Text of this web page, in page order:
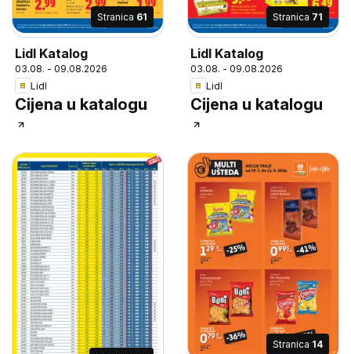
Stranica 61
Lidl Katalog
03.08. - 09.08.2026
Lidl
Cijena u katalogu
Stranica 71
Lidl Katalog
03.08. - 09.08.2026
Lidl
Cijena u katalogu
Stranica 14